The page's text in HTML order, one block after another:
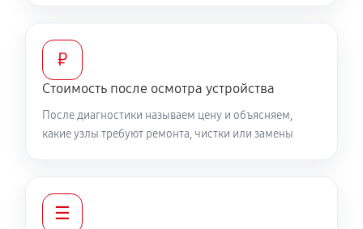
Настройка ОС ноутбука MSI GT63 9SG-054RU
Замена HDMI ноутбука MSI GT63 9SG-054RU
450 руб 60 минут
₽
Стоимость после осмотра устройства
После диагностики называем цену и объясняем,
какие узлы требуют ремонта, чистки или замены
☰